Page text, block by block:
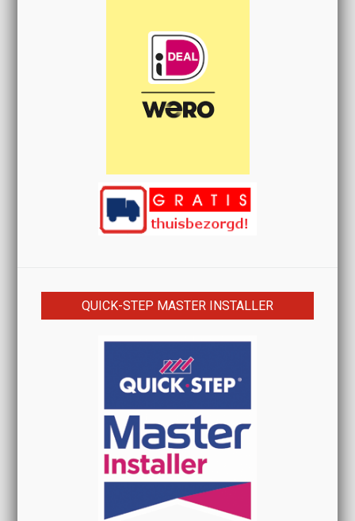
QUICK-STEP MASTER INSTALLER